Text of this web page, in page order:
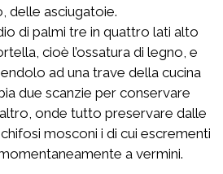
delle asciugatoie.
di palmi tre in quattro lati alto
cioè l’ossatura di legno, e
ad una trave della cucina
due scanzie per conservare
onde tutto preservare dalle
mosconi i di cui escrementi
a vermini.